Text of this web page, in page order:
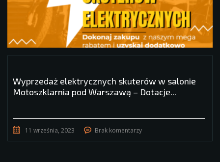
Wyprzedaż elektrycznych skuterów w salonie
Motoszklarnia pod Warszawą – Dotacje...
11 września, 2023 Brak komentarzy